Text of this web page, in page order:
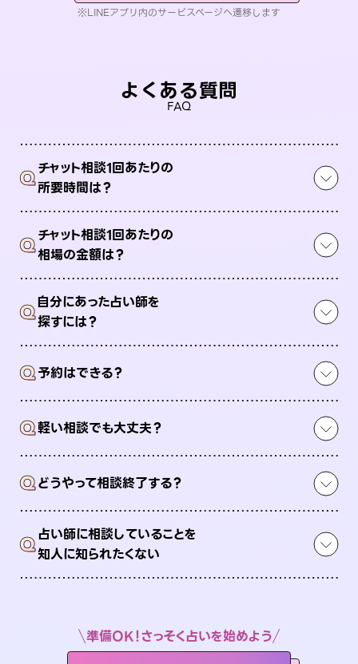
※LINEアプリ内のサービスページへ遷移します
よくある質問
FAQ
Qチャット相談1回あたりの
所要時間は？
Qチャット相談1回あたりの
相場の金額は？
Q自分にあった占い師を
探すには？
Q予約はできる？
Q軽い相談でも大丈夫？
Qどうやって相談終了する？
Q占い師に相談していることを
知人に知られたくない
準備OK！さっそく占いを始めよう